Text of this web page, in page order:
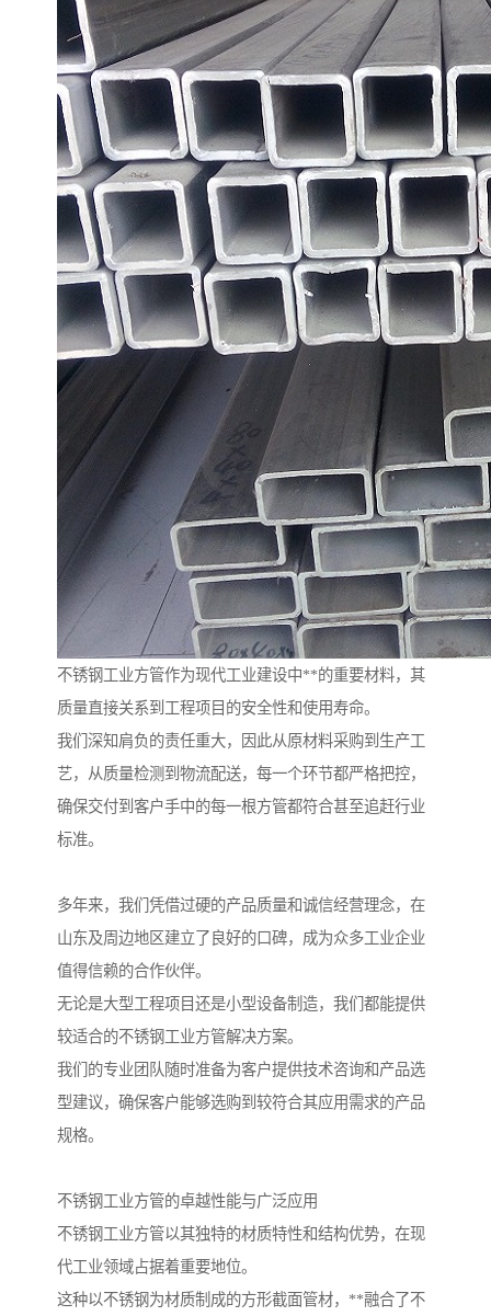
不锈钢工业方管作为现代工业建设中**的重要材料，其
质量直接关系到工程项目的安全性和使用寿命。
我们深知肩负的责任重大，因此从原材料采购到生产工
艺，从质量检测到物流配送，每一个环节都严格把控，
确保交付到客户手中的每一根方管都符合甚至追赶行业
标准。
多年来，我们凭借过硬的产品质量和诚信经营理念，在
山东及周边地区建立了良好的口碑，成为众多工业企业
值得信赖的合作伙伴。
无论是大型工程项目还是小型设备制造，我们都能提供
较适合的不锈钢工业方管解决方案。
我们的专业团队随时准备为客户提供技术咨询和产品选
型建议，确保客户能够选购到较符合其应用需求的产品
规格。
不锈钢工业方管的卓越性能与广泛应用
不锈钢工业方管以其独特的材质特性和结构优势，在现
代工业领域占据着重要地位。
这种以不锈钢为材质制成的方形截面管材，**融合了不